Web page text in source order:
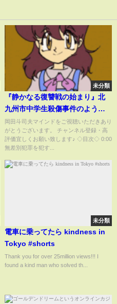
未分類
『静かなる復讐戦の始まり』北
九州市中学生殺傷事件のような
無差別サツ人を犯す人間の真理
【岡田斗司夫 切り抜き サイコパ
ス 無敵の人 マクドナルド 非モテ
岡田斗司夫マインドをご視聴いただきあり
がとうございます。 チャンネル登録・高
評価宜しくお願い致します♪ ◇目次◇ 0:00
無差別犯罪を犯す...
未分類
電車に乗ってたら kindness in
Tokyo #shorts
Thank you for over 25million views!!! I
found a kind man who solved th...